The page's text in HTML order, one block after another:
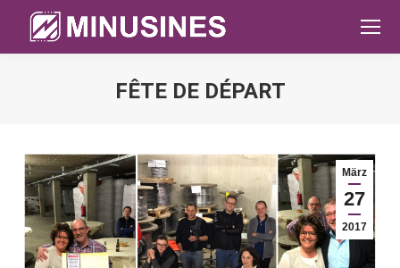
FÊTE DE DÉPART
März
27
2017